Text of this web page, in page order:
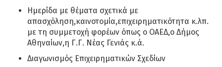
Ημερίδα με θέματα σχετικά με
απασχόληση,καινοτομία,επιχειρηματικότητα κ.λπ.
με τη συμμετοχή φορέων όπως ο ΟΑΕΔ,ο Δήμος
Αθηναίων,η Γ.Γ. Νέας Γενιάς κ.ά.
Διαγωνισμός Επιχειρηματικών Σχεδίων